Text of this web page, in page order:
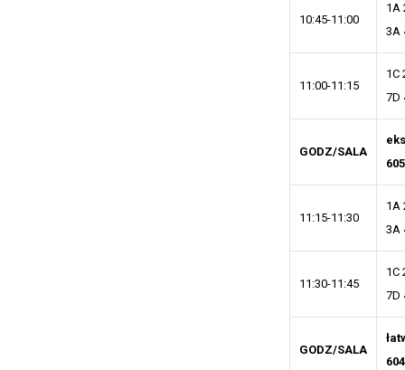
10:45-11:00
1A
3A
11:00-11:15
1C
7D
GODZ/SALA
605
11:15-11:30
1A
3A
11:30-11:45
1C
7D
GODZ/SALA
604